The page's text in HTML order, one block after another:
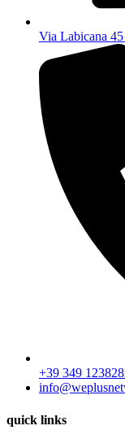
Via Labicana
+39 349
quick links